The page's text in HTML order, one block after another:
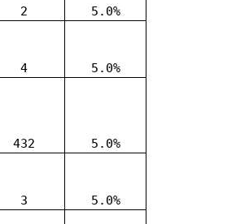
2
5.0%
4
5.0%
432
5.0%
3
5.0%